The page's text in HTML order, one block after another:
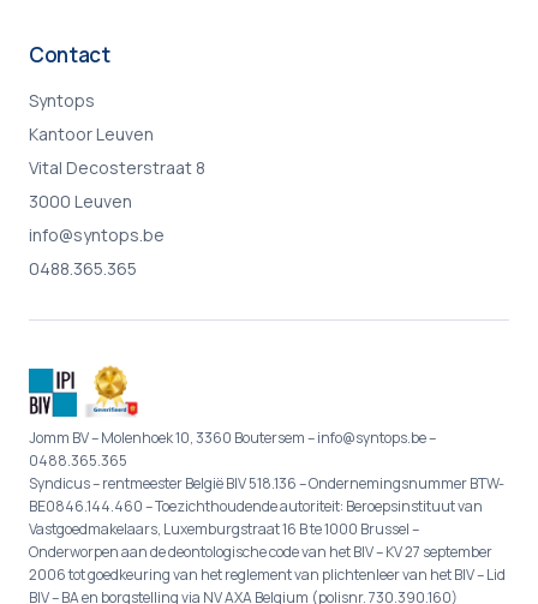
Contact
Syntops
Kantoor Leuven
Vital Decosterstraat 8
3000 Leuven
info@syntops.be
0488.365.365
Jomm BV – Molenhoek 10, 3360 Boutersem – info@syntops.be –
0488.365.365
Syndicus – rentmeester België BIV 518.136 – Ondernemingsnummer BTW-
BE0846.144.460 – Toezichthoudende autoriteit: Beroepsinstituut van
Vastgoedmakelaars, Luxemburgstraat 16 B te 1000 Brussel –
Onderworpen aan de deontologische code van het BIV – KV 27 september
2006 tot goedkeuring van het reglement van plichtenleer van het BIV – Lid
BIV – BA en borgstelling via NV AXA Belgium (polisnr. 730.390.160)